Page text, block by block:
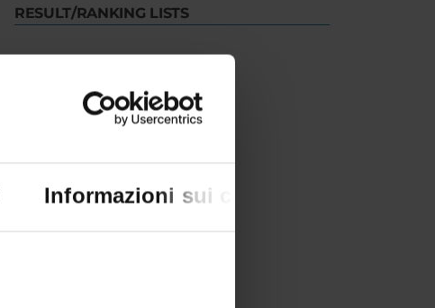
Informazioni sui cookie
RESULT/RANKING LISTS
IT | 178Kb